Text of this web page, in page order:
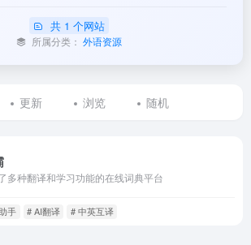
共 1 个网站
所属分类： 外语资源
更新 浏览 随机
多种翻译和学习功能的在线词典平台
手 # AI翻译 # 中英互译